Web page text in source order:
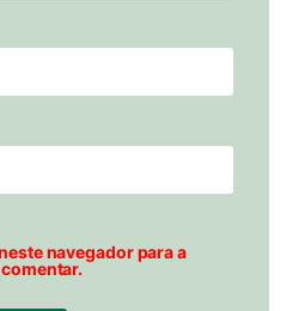
navegador para a